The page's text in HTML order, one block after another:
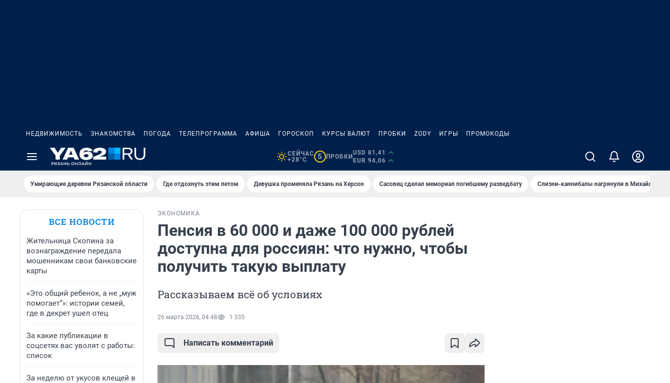
НЕДВИЖИМОСТЬ ЗНАКОМСТВА ПОГОДА ТЕЛЕПРОГРАММА АФИША ГОРОСКОП КУРСЫ ВАЛЮТ ПРОБКИ ZODY ИГРЫ ПРОМОКОДЫ
СЕЙЧАС
+28°C
5 ПРОБКИ
USD 81,41
EUR 94,06
Умирающие деревни Рязанской области Где отдохнуть этим летом Девушка променяла Рязань на Херсон Сасовец сделал мемориал погибшему разведбату Слизни-каннибалы нагрянули в Михайлов
ВСЕ НОВОСТИ
Жительница Скопина за
вознаграждение передала
мошенникам свои банковские
карты
«Это общий ребенок, а не „муж
помогает“»: истории семей,
где в декрет ушел отец
За какие публикации в
соцсетях вас уволят с работы:
список
За неделю от укусов клещей в
ЭКОНОМИКА
Пенсия в 60 000 и даже 100 000 рублей
доступна для россиян: что нужно, чтобы
получить такую выплату
Рассказываем всё об условиях
26 марта 2026, 04:48 1 335
Написать комментарий